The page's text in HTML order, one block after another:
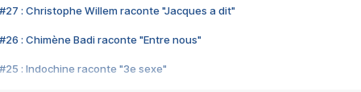
#27 : Christophe Willem raconte "Jacques a dit"
#26 : Chimène Badi raconte "Entre nous"
#25 : Indochine raconte "3e sexe"